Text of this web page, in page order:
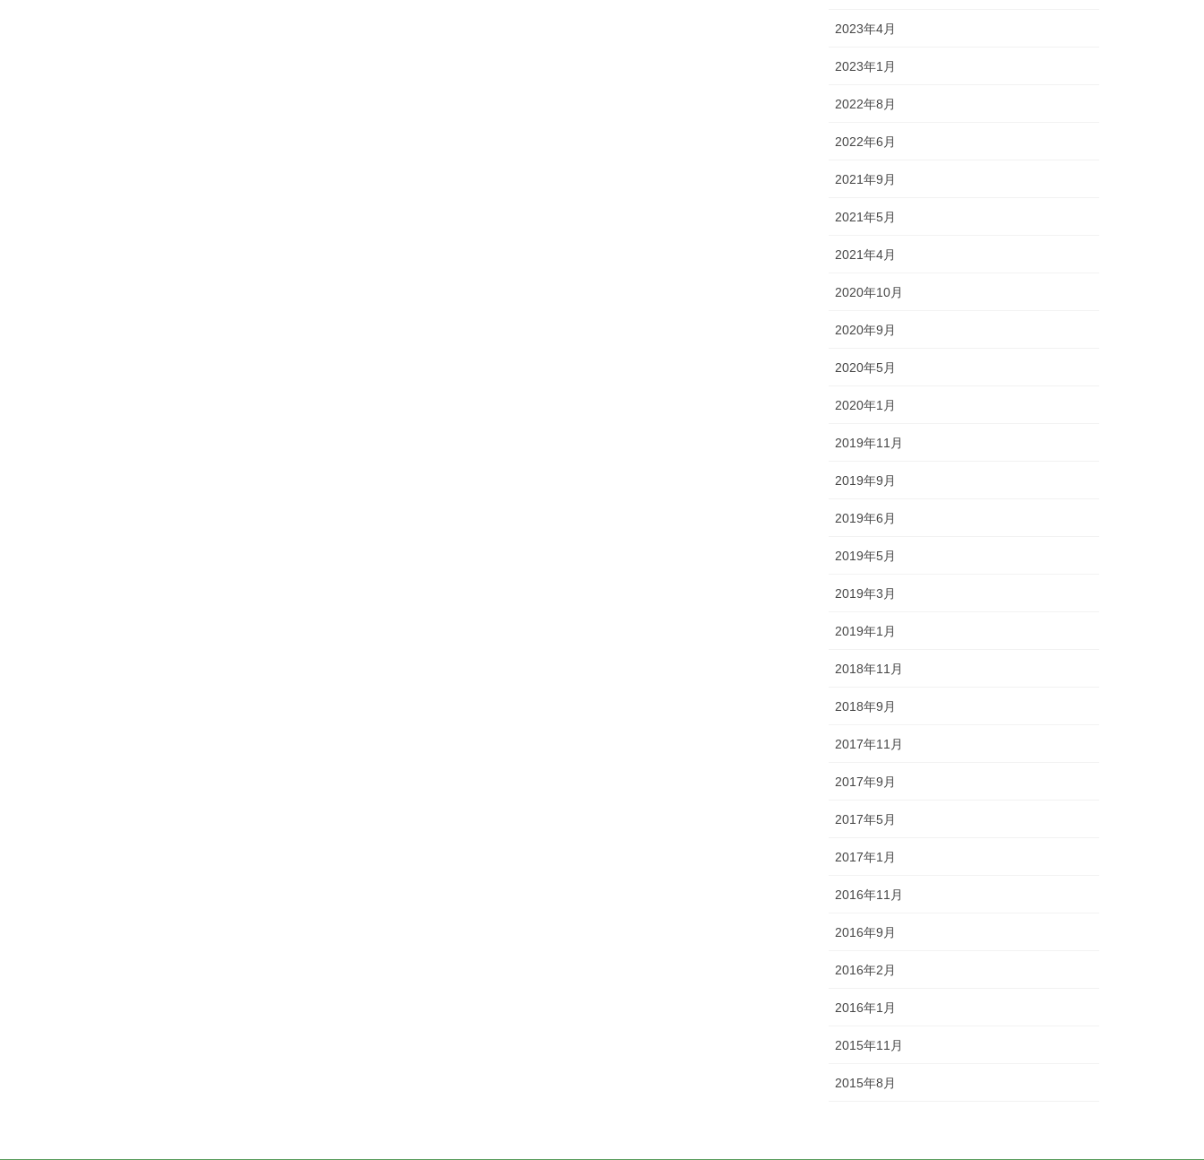
2023年4月
2023年1月
2022年8月
2022年6月
2021年9月
2021年5月
2021年4月
2020年10月
2020年9月
2020年5月
2020年1月
2019年11月
2019年9月
2019年6月
2019年5月
2019年3月
2019年1月
2018年11月
2018年9月
2017年11月
2017年9月
2017年5月
2017年1月
2016年11月
2016年9月
2016年2月
2016年1月
2015年11月
2015年8月